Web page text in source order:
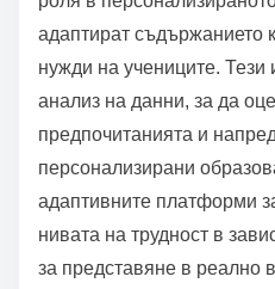
адаптират съдържанието
нужди на учениците. Тези
анализ на данни, за да
предпочитанията и
персонализирани
адаптивните платформи
нивата на трудност в
за представяне в реално